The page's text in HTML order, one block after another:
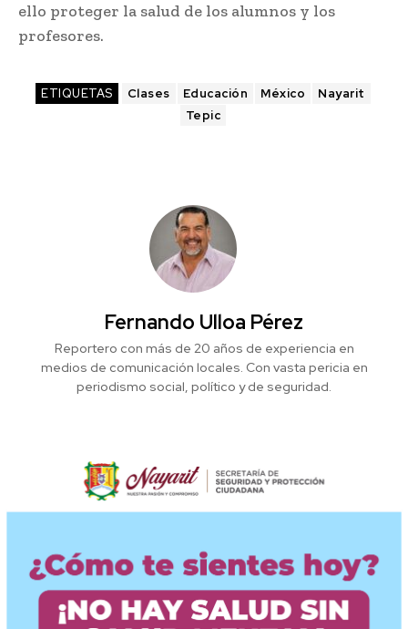
ello proteger la salud de los alumnos y los
profesores.
ETIQUETAS Clases Educación México
Nayarit
Tepic
Fernando Ulloa Pérez
Reportero con más de 20 años de experiencia en
medios de comunicación locales. Con vasta pericia en
periodismo social, político y de seguridad.